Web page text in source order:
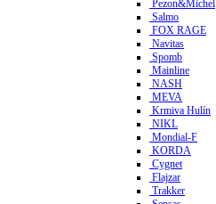
Pezon&Michel
Salmo
FOX RAGE
Navitas
Spomb
Mainline
NASH
MEVA
Krmiva Hulín
NIKL
Mondial-F
KORDA
Cygnet
Flajzar
Trakker